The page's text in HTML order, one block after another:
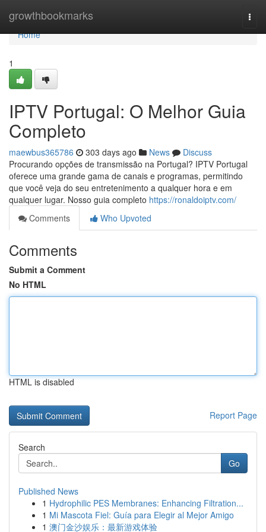
growthbookmarks
Home
Home
1
IPTV Portugal: O Melhor Guia
Completo
maewbus365786 303 days ago News
Discuss
Procurando opções de transmissão na Portugal? IPTV Portugal
oferece uma grande gama de canais e programas, permitindo
que você veja do seu entretenimento a qualquer hora e em
qualquer lugar. Nosso guia completo https://ronaldoiptv.com/
Comments
Who Upvoted
Comments
Submit a Comment
No HTML
HTML is disabled
Report Page
Search
Go
Published News
1 Hydrophilic PES Membranes: Enhancing Filtration...
1 Mi Mascota Fiel: Guía para Elegir al Mejor Amigo
1 澳门金沙娱乐：最新游戏体验